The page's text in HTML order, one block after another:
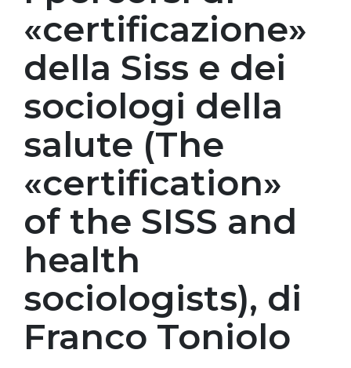
«certificazione»
della Siss e dei
sociologi della
salute (The
«certification»
of the SISS and
health
sociologists), di
Franco Toniolo